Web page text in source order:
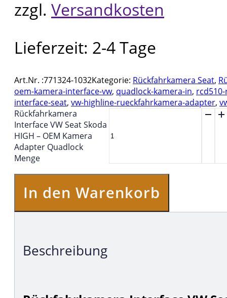
zzgl. Versandkosten
Lieferzeit: 2-4 Tage
Art.Nr. :771324-1032Kategorie: Rückfahrkamera Seat,
oem-kamera-interface-vw, quadlock-kamera-in,
interface-seat, vw-highline-rueckfahrkamera-adapter,
Rückfahrkamera
Interface VW Seat Skoda
HIGH – OEM Kamera
Adapter Quadlock
Menge
In den Warenkorb
Beschreibung